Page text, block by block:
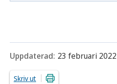
Uppdaterad: 23 februari 2022
Skriv ut